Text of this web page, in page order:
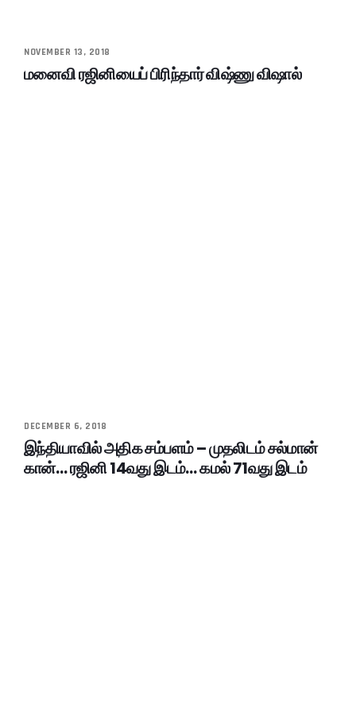
NOVEMBER 13, 2018
மனைவி ரஜினியைப் பிரிந்தார் விஷ்ணு விஷால்
DECEMBER 6, 2018
இந்தியாவில் அதிக சம்பளம் – முதலிடம் சல்மான்
கான்… ரஜினி 14வது இடம்… கமல் 71வது இடம்